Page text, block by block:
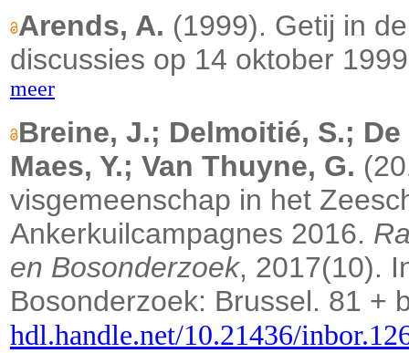
Arends, A. (1999). Getij in
discussies op 14 oktober
meer
Breine, J.; Delmoitié, S.;
Maes, Y.; Van Thuyne, G.
visgemeenschap in het
Ankerkuilcampagnes 2016.
en Bosonderzoek, 2017(10).
Bosonderzoek: Brussel. 81 +
hdl.handle.net/10.21436/